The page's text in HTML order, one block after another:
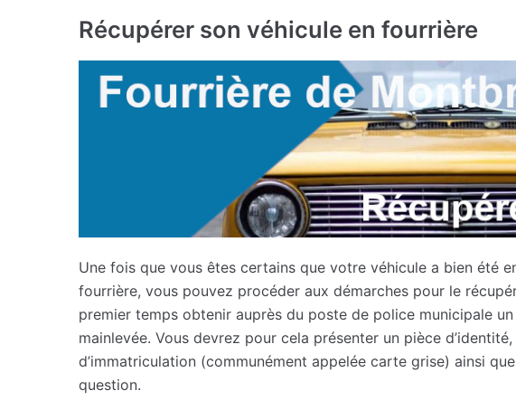
Récupérer son véhicule en fourrière
Une fois que vous êtes certains que votre véhicule a bien été
fourrière, vous pouvez procéder aux démarches pour le
premier temps obtenir auprès du poste de police municipale
mainlevée. Vous devrez pour cela présenter un pièce
d’immatriculation (communément appelée carte grise) ainsi
question.